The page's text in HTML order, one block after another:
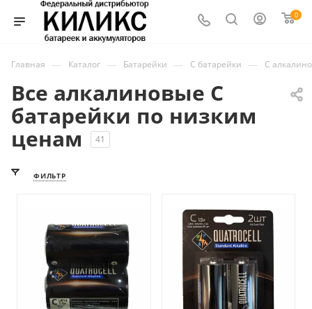
0
Главная — Каталог — Батарейки — C батарейки — C
Все алкалиновые C
батарейки по низким
ценам
41
ФИЛЬТР